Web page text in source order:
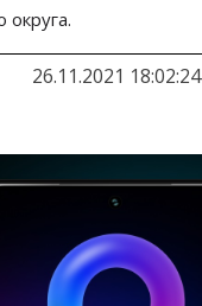
26.11.2021 18:02:24